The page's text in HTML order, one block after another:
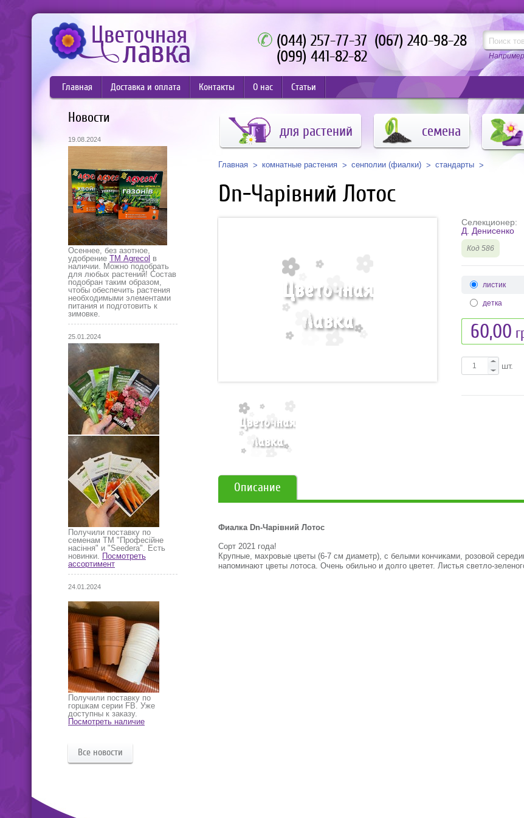
(044) 257-77-37 (067) 240-98-28
(099) 441-82-82
Главная Доставка и оплата Контакты О нас Статьи
Новости
19.08.2024
Осеннее, без азотное,
удобрение ТМ Agrecol в
наличии. Можно подобрать
для любых растений! Состав
подобран таким образом,
чтобы обеспечить растения
необходимыми элементами
питания и подготовить к
зимовке.
25.01.2024
Получили поставку по
семенам ТМ "Професійне
насіння" и "Seedera". Есть
новинки. Посмотреть
ассортимент
24.01.2024
Получили поставку по
горшкам серии FB. Уже
доступны к заказу.
Посмотреть наличие
Все новости
для растений семена
Главная комнатные растения сенполии (фиалки) стандарты
Dn-Чарівний Лотос
Селекционер:
Д. Денисенко
Код 586
листик
детка
60,00
шт.
Описание
Фиалка Dn-Чарівний Лотос
Сорт 2021 года!
Крупные, махровые цветы (6-7 см диаметр), с белыми кончиками, розовой
напоминают цветы лотоса. Очень обильно и долго цветет. Листья светло-